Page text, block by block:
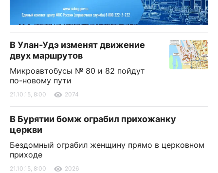
В Улан-Удэ изменят движение
двух маршрутов
Микроавтобусы № 80 и 82 пойдут
по-новому пути
21.10.15, 8:00 2074
В Бурятии бомж ограбил прихожанку
церкви
Бездомный ограбил женщину прямо в церковном
приходе
21.10.15, 8:00 2026